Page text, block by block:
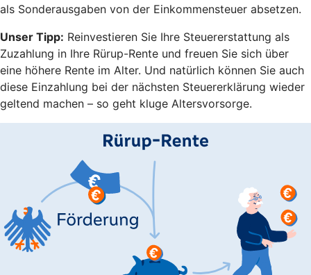
als Sonderausgaben von der Einkommensteuer absetzen.
Unser Tipp: Reinvestieren Sie Ihre Steuererstattung als
Zuzahlung in Ihre Rürup-Rente und freuen Sie sich über
eine höhere Rente im Alter. Und natürlich können Sie auch
diese Einzahlung bei der nächsten Steuererklärung wieder
geltend machen – so geht kluge Altersvorsorge.